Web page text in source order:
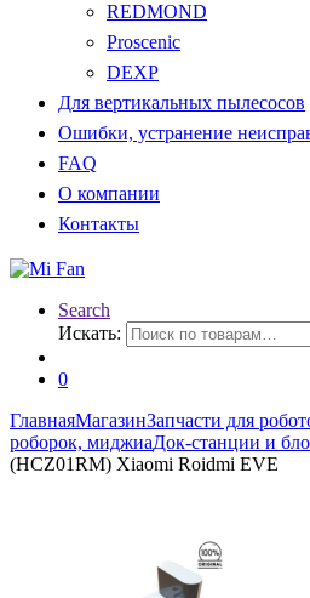
REDMOND
Proscenic
DEXP
Для вертикальных пылесосов
Ошибки, устранение
FAQ
О компании
Контакты
Search
Искать:
0
ГлавнаяМагазинЗапчасти для
роборок, миджиаДок-станции и
(HCZ01RM) Xiaomi Roidmi EVE